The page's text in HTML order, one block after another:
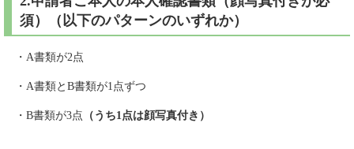
須）（以下のパターンのいずれか）
・A書類が2点
・A書類とB書類が1点ずつ
・B書類が3点 （うち1点は顔写真付き）